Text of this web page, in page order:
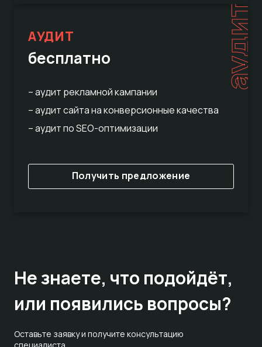
аудит
АУДИТ
бесплатно
– аудит рекламной кампании
– аудит сайта на конверсионные качества
– аудит по SEO-оптимизации
Получить предложение
Оставьте заявку и получите консультацию
Не знаете, что подойдёт,
или появились вопросы?